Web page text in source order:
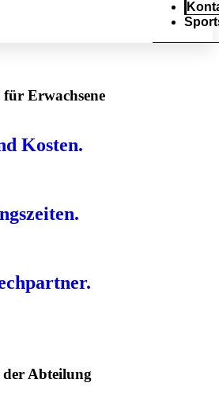
Erwachsene
Kosten.
Abteilung